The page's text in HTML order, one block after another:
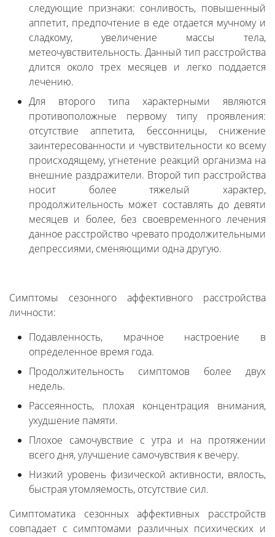
следующие признаки: сонливость, повышенный
аппетит, предпочтение в еде отдается мучному и
сладкому, увеличение массы тела,
метеочувствительность. Данный тип расстройства
длится около трех месяцев и легко поддается
лечению.
Для второго типа характерными являются
противоположные первому типу проявления:
отсутствие аппетита, бессонницы, снижение
заинтересованности и чувствительности ко всему
происходящему, угнетение реакций организма на
внешние раздражители. Второй тип расстройства
носит более тяжелый характер,
продолжительность может составлять до девяти
месяцев и более, без своевременного лечения
данное расстройство чревато продолжительными
депрессиями, сменяющими одна другую.
Симптомы сезонного аффективного расстройства
личности:
Подавленность, мрачное настроение в
определенное время года.
Продолжительность симптомов более двух
недель.
Рассеянность, плохая концентрация внимания,
ухудшение памяти.
Плохое самочувствие с утра и на протяжении
всего дня, улучшение самочувствия к вечеру.
Низкий уровень физической активности, вялость,
быстрая утомляемость, отсутствие сил.
Симптоматика сезонных аффективных расстройств
совпадает с симптомами различных психических и